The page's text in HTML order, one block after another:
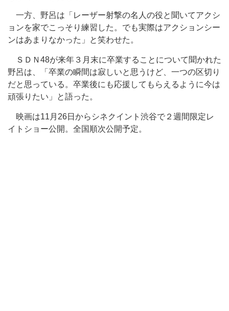
一方、野呂は「レーザー射撃の名人の役と聞いてアクシ
ョンを家でこっそり練習した。でも実際はアクションシー
ンはあまりなかった」と笑わせた。
ＳＤＮ48が来年３月末に卒業することについて聞かれた
野呂は、「卒業の瞬間は寂しいと思うけど、一つの区切り
だと思っている。卒業後にも応援してもらえるように今は
頑張りたい」と語った。
映画は11月26日からシネクイント渋谷で２週間限定レ
イトショー公開。全国順次公開予定。